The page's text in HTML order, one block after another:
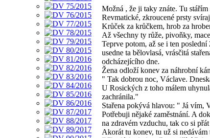
Možná , že ji taky znáte. Tu
Revmatické, zkroucené prsty
Krůček za krůčkem, hrob za
Až všechny ty růže, pivoňky,
Teprve potom, až se i ten
usedne ta bělovlasá, vrásčitá
odcházejícího dne.
Žena odloží konev za náhrobní
" Tak dobrou noc, Václave.
U Rosických z toho málem
zachránila."
Stařena pokývá hlavou: " Já vím,
Potřebuji nějaké zaměstnání. A
na zdravém vzduchu, tak co si
Akorát tu konev, tu už si